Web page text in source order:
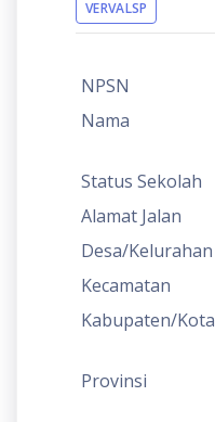
VERVALSP
NPSN
Nama
Status Sekolah
Alamat Jalan
Desa/Kelurahan
Kecamatan
Kabupaten/Kota
Provinsi